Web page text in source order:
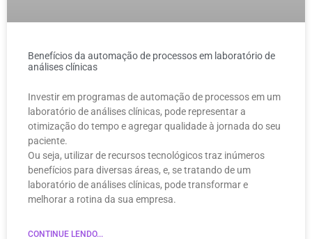
Benefícios da automação de processos em laboratório de
análises clínicas
Investir em programas de automação de processos em um
laboratório de análises clínicas, pode representar a
otimização do tempo e agregar qualidade à jornada do seu
paciente.
Ou seja, utilizar de recursos tecnológicos traz inúmeros
benefícios para diversas áreas, e, se tratando de um
laboratório de análises clínicas, pode transformar e
melhorar a rotina da sua empresa.
CONTINUE LENDO...